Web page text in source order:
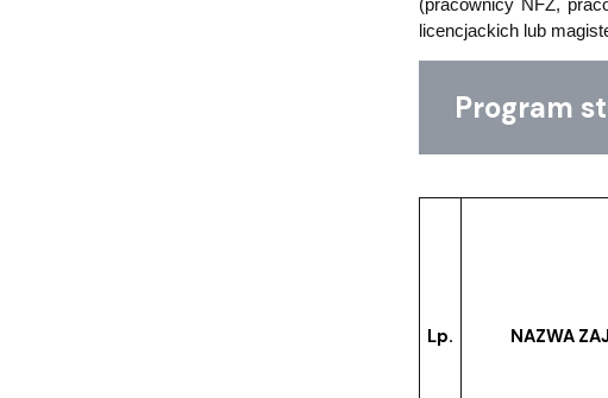
(pracownicy NFZ,
licencjackich lub
Program
Lp. NAZWA